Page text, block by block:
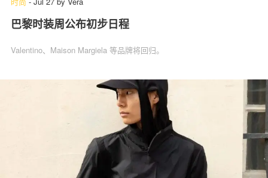
巴黎时装周公布初步日程
Valentino、Maison Margiela 等品牌将回归。